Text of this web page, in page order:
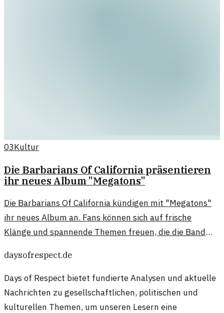
03Kultur
Die Barbarians Of California präsentieren
ihr neues Album "Megatons"
Die Barbarians Of California kündigen mit "Megatons"
ihr neues Album an. Fans können sich auf frische
Klänge und spannende Themen freuen, die die Band
daysofrespect.de
Days of Respect bietet fundierte Analysen und aktuelle
Nachrichten zu gesellschaftlichen, politischen und
kulturellen Themen, um unseren Lesern eine